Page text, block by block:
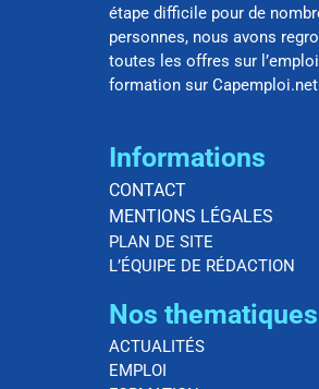
étape difficile pour de
personnes, nous avons
toutes les offres sur
formation sur Capemploi.net
Informations
CONTACT
MENTIONS LÉGALES
PLAN DE SITE
L’ÉQUIPE DE RÉDACTION
Nos thematiques
ACTUALITÉS
EMPLOI